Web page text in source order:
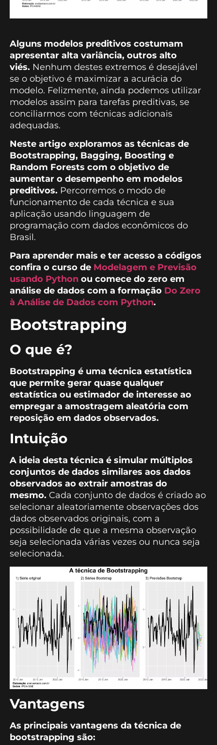
Alguns modelos preditivos costumam
apresentar alta variância, outros alto
viés. Nenhum destes extremos é desejável
se o objetivo é maximizar a acurácia do
modelo. Felizmente, ainda podemos utilizar
modelos assim para tarefas preditivas, se
conciliarmos com técnicas adicionais
adequadas.
Neste artigo exploramos as técnicas de
Bootstrapping, Bagging, Boosting e
Random Forests com o objetivo de
aumentar o desempenho em modelos
preditivos. Percorremos o modo de
funcionamento de cada técnica e sua
aplicação usando linguagem de
programação com dados econômicos do
Brasil.
Para aprender mais e ter acesso a códigos
confira o curso de Modelagem e Previsão
usando Python ou comece do zero em
análise de dados com a formação Do Zero
à Análise de Dados com Python.
Bootstrapping
O que é?
Bootstrapping é uma técnica estatística
que permite gerar quase qualquer
estatística ou estimador de interesse ao
empregar a amostragem aleatória com
reposição em dados observados.
Intuição
A ideia desta técnica é simular múltiplos
conjuntos de dados similares aos dados
observados ao extrair amostras do
mesmo. Cada conjunto de dados é criado ao
selecionar aleatoriamente observações dos
dados observados originais, com a
possibilidade de que a mesma observação
seja selecionada várias vezes ou nunca seja
selecionada.
Vantagens
As principais vantagens da técnica de
bootstrapping são: